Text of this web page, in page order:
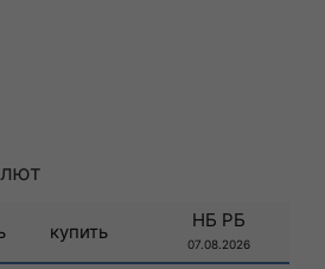
купить
НБ РБ
07.08.2026